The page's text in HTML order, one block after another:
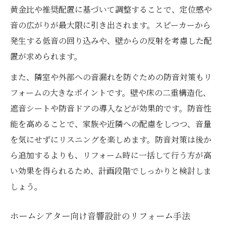
黄金比や推奨配置に基づいて調整することで、定位感や
音の広がりが最大限に引き出されます。スピーカーから
発生する低音の回り込みや、壁からの反射を考慮した配
置が求められます。
また、隣室や外部への音漏れを防ぐための防音対策もリ
フォームの大きなポイントです。壁や床の二重構造化、
遮音シートや防音ドアの導入などが効果的です。防音性
能を高めることで、家族や近隣への配慮をしつつ、音量
を気にせずにリスニングを楽しめます。防音対策は後か
ら追加するよりも、リフォーム時に一括して行う方が高
い効果を得られるため、計画段階でしっかりと検討しま
しょう。
ホームシアター向け音響設計のリフォーム手法